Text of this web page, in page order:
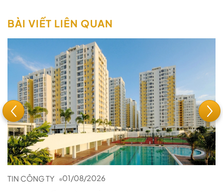
BÀI VIẾT LIÊN QUAN
TIN CÔNG TY 01/08/2026